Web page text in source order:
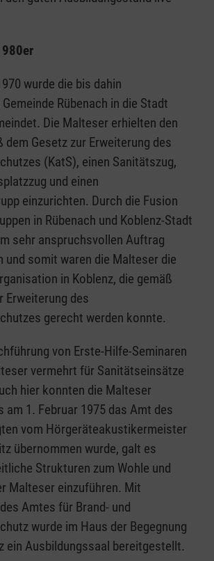
wurde die bis dahin
Rübenach in die Stadt
Die Malteser erhielten den
dem Gesetz zur Erweiterung des
(KatS), einen Sanitätszug,
und einen
einzurichten. Durch die Fusion
in Rübenach und Koblenz-Stadt
sehr anspruchsvollen Auftrag
und somit waren die Malteser die
in Koblenz, die gemäß
Erweiterung des
gerecht werden konnte.
von Erste-Hilfe-Seminaren
vermehrt für Sanitätseinsätze
hier konnten die Malteser
am 1. Februar 1975 das Amt des
vom Hörgeräteakustikermeister
übernommen wurde, galt es
Strukturen zum Wohle und
Malteser einzuführen. Mit
Amtes für Brand- und
wurde im Haus der Begegnung
ein Ausbildungssaal bereitgestellt.